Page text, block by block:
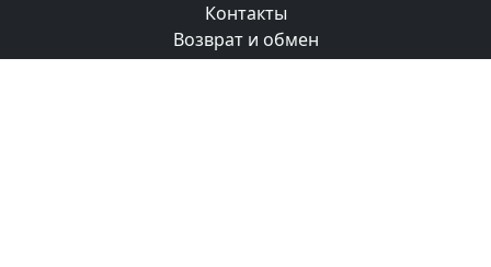
Контакты
Возврат и обмен
Доставка